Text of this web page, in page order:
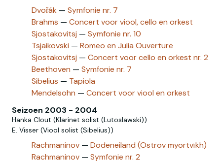
Dvořák — Symfonie nr. 7
Brahms — Concert voor viool, cello en orkest
Sjostakovitsj — Symfonie nr. 10
Tsjaikovski — Romeo en Julia Ouverture
Sjostakovitsj‎ — Concert voor cello en orkest nr. 2
Beethoven — Symfonie nr. 7
Sibelius — Tapiola
Mendelsohn — Concert voor viool en orkest
Seizoen 2003 - 2004
Hanka Clout (Klarinet solist (Lutoslawski))
E. Visser (Viool solist (Sibelius))
Rachmaninov — Dodeneiland (Ostrov myortvïkh)
Rachmaninov‎ — Symfonie nr. 2